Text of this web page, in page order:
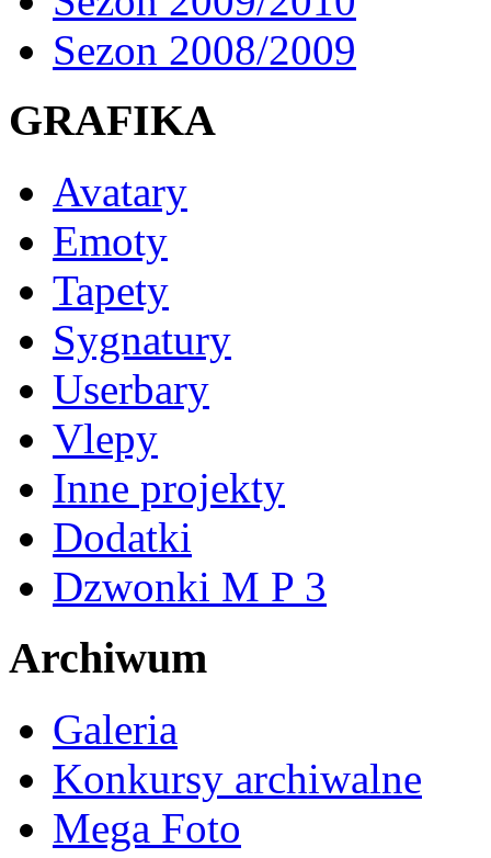
Sezon 2008/2009
GRAFIKA
Avatary
Emoty
Tapety
Sygnatury
Userbary
Vlepy
Inne projekty
Dodatki
Dzwonki M P 3
Archiwum
Galeria
Konkursy archiwalne
Mega Foto